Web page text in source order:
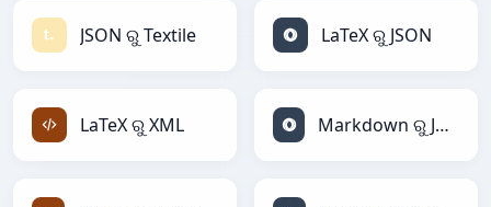
JSON ରୁ Textile LaTeX ରୁ JSON
LaTeX ରୁ XML Markdown ରୁ JSON